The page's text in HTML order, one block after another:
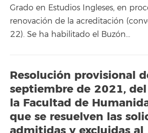
Grado en Estudios Ingleses, en
renovación de la acreditación
22). Se ha habilitado el Buzón…
Resolución provisional
septiembre de 2021,
la Facultad de
que se resuelven las